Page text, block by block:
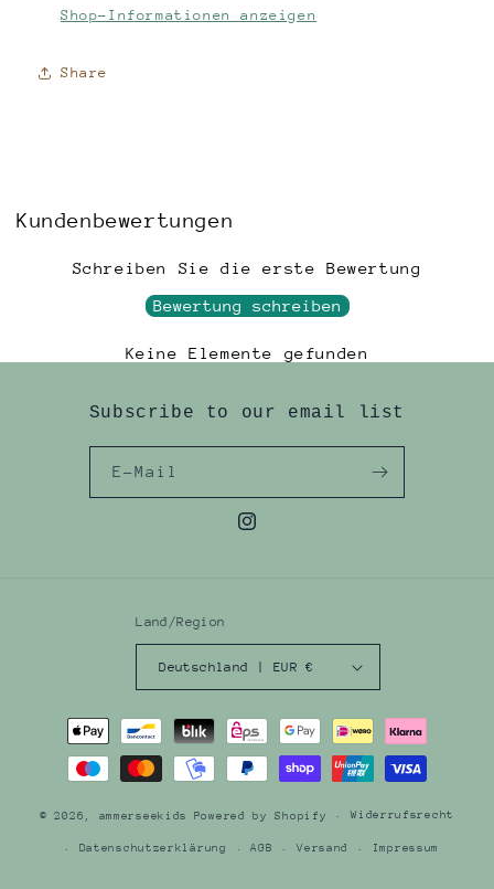
Shop-Informationen anzeigen
Share
Kundenbewertungen
Schreiben Sie die erste Bewertung
Bewertung schreiben
Keine Elemente gefunden
Subscribe to our email list
E-Mail
Instagram
Land/Region
Deutschland | EUR €
Zahlungsmethoden
© 2026, ammerseekids Powered by Shopify Widerrufsrecht
Datenschutzerklärung AGB Versand Impressum